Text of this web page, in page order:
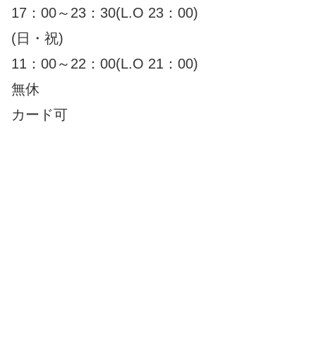
17：00～23：30(L.O 23：00)
(日・祝)
11：00～22：00(L.O 21：00)
無休
カード可